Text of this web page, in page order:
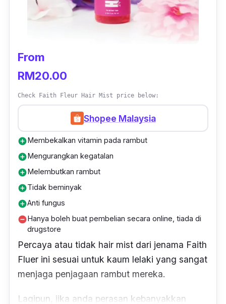
From
RM20.00
Check Faith Fleur Hair Mist price below:
Shopee Malaysia
add_circleMembekalkan vitamin pada rambut
add_circleMengurangkan kegatalan
add_circleMelembutkan rambut
add_circleTidak beminyak
add_circleAnti fungus
remove_circleHanya boleh buat pembelian secara online, tiada di
drugstore
Percaya atau tidak hair mist dari jenama Faith
Fluer ini sesuai untuk kaum lelaki yang sangat
menjaga penjagaan rambut mereka.
Lagipun, jika anda perasan kebanyakkan